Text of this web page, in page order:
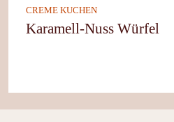
CREME KUCHEN
Karamell-Nuss Würfel